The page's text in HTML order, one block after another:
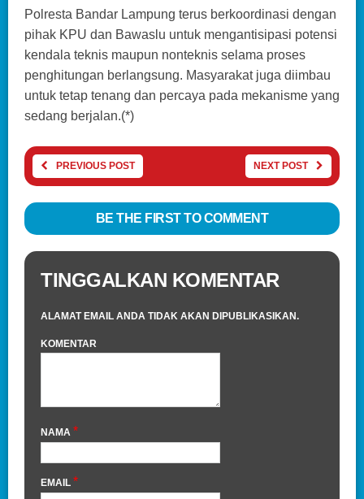
Polresta Bandar Lampung terus berkoordinasi dengan
pihak KPU dan Bawaslu untuk mengantisipasi potensi
kendala teknis maupun nonteknis selama proses
penghitungan berlangsung. Masyarakat juga diimbau
untuk tetap tenang dan percaya pada mekanisme yang
sedang berjalan.(*)
PREVIOUS POST NEXT POST
BE THE FIRST TO COMMENT
TINGGALKAN KOMENTAR
ALAMAT EMAIL ANDA TIDAK AKAN DIPUBLIKASIKAN.
KOMENTAR
NAMA *
EMAIL *